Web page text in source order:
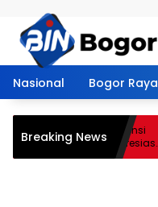
Nasional Bogor Raya
Breaking News
Perkuat Kompetensi
Lalubi Untuk Apresiasi